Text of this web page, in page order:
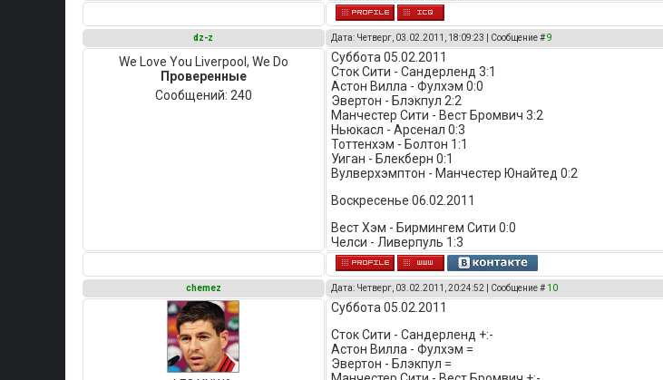
dz-z Дата: Четверг, 03.02.2011, 18:09:23 | Сообщение #9
We Love You Liverpool, We Do
Проверенные
Сообщений: 240
Суббота 05.02.2011
Сток Сити - Сандерленд 3:1
Астон Вилла - Фулхэм 0:0
Эвертон - Блэкпул 2:2
Манчестер Сити - Вест Бромвич 3:2
Ньюкасл - Арсенал 0:3
Тоттенхэм - Болтон 1:1
Уиган - Блекберн 0:1
Вулверхэмптон - Манчестер Юнайтед 0:2
Воскресенье 06.02.2011
Вест Хэм - Бирмингем Сити 0:0
Челси - Ливерпуль 1:3
chemez Дата: Четверг, 03.02.2011, 20:24:52 | Сообщение # 10
Суббота 05.02.2011
Сток Сити - Сандерленд +:-
Астон Вилла - Фулхэм =
Эвертон - Блэкпул =